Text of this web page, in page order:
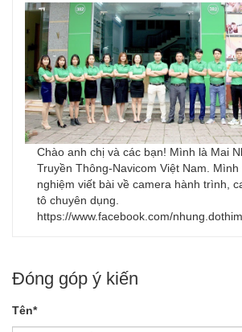
Chào anh chị và các bạn! Mình là Mai
Truyền Thông-Navicom Việt Nam. Mình
nghiệm viết bài về camera hành trình,
tô chuyên dụng.
https://www.facebook.com/
Đóng góp ý kiến
Tên*